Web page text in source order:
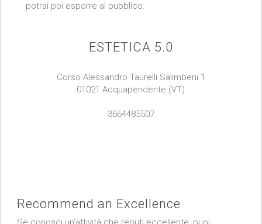
potrai poi esporre al pubblico.
ESTETICA 5.0
Corso Alessandro Taurelli Salimbeni 1
01021 Acquapendente (VT)
3664485507
Recommend an Excellence